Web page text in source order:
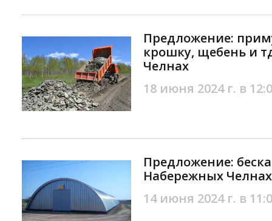
Предложение:
крошку, щебень и
Челнах
18 июня 2024 г. в
Предложение:
Набережных Челнах
14 июня 2024 г. в